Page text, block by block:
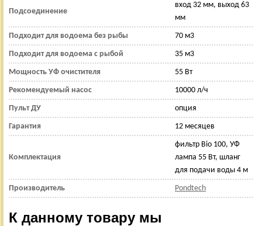
Подсоединение
вход 32 мм, выход 63
мм
Подходит для водоема без рыбы 70 м3
Подходит для водоема с рыбой 35 м3
Мощность УФ очистителя 55 Вт
Рекомендуемый насос 10000 л/ч
Пульт ДУ опция
Гарантия 12 месяцев
Комплектация
фильтр Bio 100, УФ
лампа 55 Вт, шланг
для подачи воды 4 м
Производитель Pondtech
К данному товару мы